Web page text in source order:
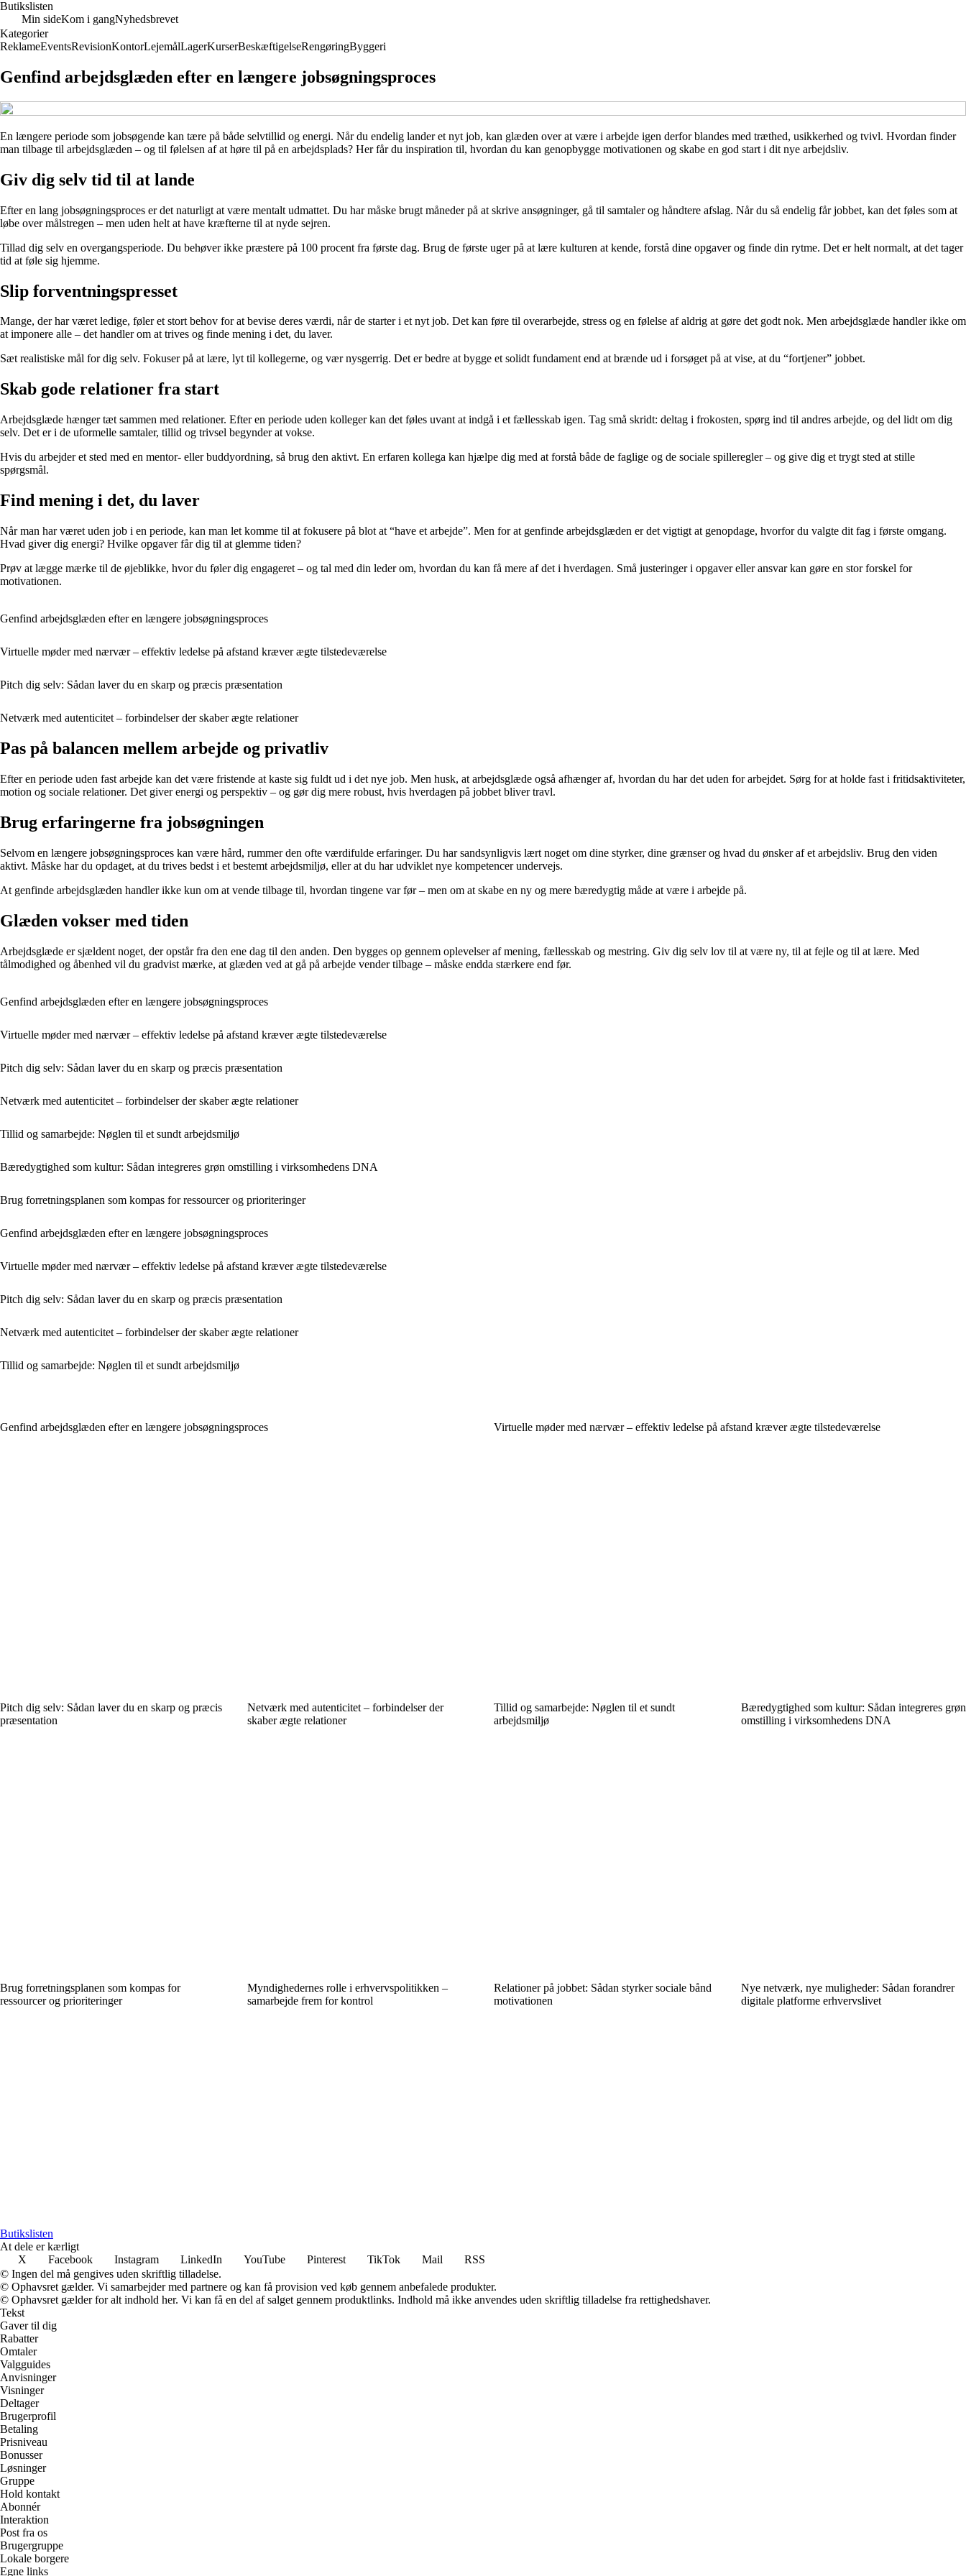
Butikslisten
Min sideKom i gangNyhedsbrevet
Kategorier
ReklameEventsRevisionKontorLejemålLagerKurserBeskæftigelseRengøringByggeri
Genfind arbejdsglæden efter en længere jobsøgningsproces
En længere periode som jobsøgende kan tære på både selvtillid og energi. Når du endelig lander et nyt job, kan glæden over at være i arbejde igen derfor blandes med træthed, usikkerhed og tvivl. Hvordan finder
man tilbage til arbejdsglæden – og til følelsen af at høre til på en arbejdsplads? Her får du inspiration til, hvordan du kan genopbygge motivationen og skabe en god start i dit nye arbejdsliv.
Giv dig selv tid til at lande
Efter en lang jobsøgningsproces er det naturligt at være mentalt udmattet. Du har måske brugt måneder på at skrive ansøgninger, gå til samtaler og håndtere afslag. Når du så endelig får jobbet, kan det føles som at
løbe over målstregen – men uden helt at have kræfterne til at nyde sejren.
Tillad dig selv en overgangsperiode. Du behøver ikke præstere på 100 procent fra første dag. Brug de første uger på at lære kulturen at kende, forstå dine opgaver og finde din rytme. Det er helt normalt, at det tager
tid at føle sig hjemme.
Slip forventningspresset
Mange, der har været ledige, føler et stort behov for at bevise deres værdi, når de starter i et nyt job. Det kan føre til overarbejde, stress og en følelse af aldrig at gøre det godt nok. Men arbejdsglæde handler ikke om
at imponere alle – det handler om at trives og finde mening i det, du laver.
Sæt realistiske mål for dig selv. Fokuser på at lære, lyt til kollegerne, og vær nysgerrig. Det er bedre at bygge et solidt fundament end at brænde ud i forsøget på at vise, at du “fortjener” jobbet.
Skab gode relationer fra start
Arbejdsglæde hænger tæt sammen med relationer. Efter en periode uden kolleger kan det føles uvant at indgå i et fællesskab igen. Tag små skridt: deltag i frokosten, spørg ind til andres arbejde, og del lidt om dig
selv. Det er i de uformelle samtaler, tillid og trivsel begynder at vokse.
Hvis du arbejder et sted med en mentor- eller buddyordning, så brug den aktivt. En erfaren kollega kan hjælpe dig med at forstå både de faglige og de sociale spilleregler – og give dig et trygt sted at stille
spørgsmål.
Find mening i det, du laver
Når man har været uden job i en periode, kan man let komme til at fokusere på blot at “have et arbejde”. Men for at genfinde arbejdsglæden er det vigtigt at genopdage, hvorfor du valgte dit fag i første omgang.
Hvad giver dig energi? Hvilke opgaver får dig til at glemme tiden?
Prøv at lægge mærke til de øjeblikke, hvor du føler dig engageret – og tal med din leder om, hvordan du kan få mere af det i hverdagen. Små justeringer i opgaver eller ansvar kan gøre en stor forskel for
motivationen.
Genfind arbejdsglæden efter en længere jobsøgningsproces
Virtuelle møder med nærvær – effektiv ledelse på afstand kræver ægte tilstedeværelse
Pitch dig selv: Sådan laver du en skarp og præcis præsentation
Netværk med autenticitet – forbindelser der skaber ægte relationer
Pas på balancen mellem arbejde og privatliv
Efter en periode uden fast arbejde kan det være fristende at kaste sig fuldt ud i det nye job. Men husk, at arbejdsglæde også afhænger af, hvordan du har det uden for arbejdet. Sørg for at holde fast i fritidsaktiviteter,
motion og sociale relationer. Det giver energi og perspektiv – og gør dig mere robust, hvis hverdagen på jobbet bliver travl.
Brug erfaringerne fra jobsøgningen
Selvom en længere jobsøgningsproces kan være hård, rummer den ofte værdifulde erfaringer. Du har sandsynligvis lært noget om dine styrker, dine grænser og hvad du ønsker af et arbejdsliv. Brug den viden
aktivt. Måske har du opdaget, at du trives bedst i et bestemt arbejdsmiljø, eller at du har udviklet nye kompetencer undervejs.
At genfinde arbejdsglæden handler ikke kun om at vende tilbage til, hvordan tingene var før – men om at skabe en ny og mere bæredygtig måde at være i arbejde på.
Glæden vokser med tiden
Arbejdsglæde er sjældent noget, der opstår fra den ene dag til den anden. Den bygges op gennem oplevelser af mening, fællesskab og mestring. Giv dig selv lov til at være ny, til at fejle og til at lære. Med
tålmodighed og åbenhed vil du gradvist mærke, at glæden ved at gå på arbejde vender tilbage – måske endda stærkere end før.
Genfind arbejdsglæden efter en længere jobsøgningsproces
Virtuelle møder med nærvær – effektiv ledelse på afstand kræver ægte tilstedeværelse
Pitch dig selv: Sådan laver du en skarp og præcis præsentation
Netværk med autenticitet – forbindelser der skaber ægte relationer
Tillid og samarbejde: Nøglen til et sundt arbejdsmiljø
Bæredygtighed som kultur: Sådan integreres grøn omstilling i virksomhedens DNA
Brug forretningsplanen som kompas for ressourcer og prioriteringer
Genfind arbejdsglæden efter en længere jobsøgningsproces
Virtuelle møder med nærvær – effektiv ledelse på afstand kræver ægte tilstedeværelse
Pitch dig selv: Sådan laver du en skarp og præcis præsentation
Netværk med autenticitet – forbindelser der skaber ægte relationer
Tillid og samarbejde: Nøglen til et sundt arbejdsmiljø
Genfind arbejdsglæden efter en længere jobsøgningsproces Virtuelle møder med nærvær – effektiv ledelse på afstand kræver ægte tilstedeværelse
Pitch dig selv: Sådan laver du en skarp og præcis
præsentation
Netværk med autenticitet – forbindelser der
skaber ægte relationer
Tillid og samarbejde: Nøglen til et sundt
arbejdsmiljø
Bæredygtighed som kultur: Sådan integreres grøn
omstilling i virksomhedens DNA
Brug forretningsplanen som kompas for
ressourcer og prioriteringer
Myndighedernes rolle i erhvervspolitikken –
samarbejde frem for kontrol
Relationer på jobbet: Sådan styrker sociale bånd
motivationen
Nye netværk, nye muligheder: Sådan forandrer
digitale platforme erhvervslivet
Butikslisten
At dele er kærligt
X
Facebook Instagram LinkedIn YouTube Pinterest TikTok Mail
RSS
© Ingen del må gengives uden skriftlig tilladelse.
© Ophavsret gælder. Vi samarbejder med partnere og kan få provision ved køb gennem anbefalede produkter.
© Ophavsret gælder for alt indhold her. Vi kan få en del af salget gennem produktlinks. Indhold må ikke anvendes uden skriftlig tilladelse fra rettighedshaver.
Tekst
Gaver til dig
Rabatter
Omtaler
Valgguides
Anvisninger
Visninger
Deltager
Brugerprofil
Betaling
Prisniveau
Bonusser
Løsninger
Gruppe
Hold kontakt
Abonnér
Interaktion
Post fra os
Brugergruppe
Lokale borgere
Egne links